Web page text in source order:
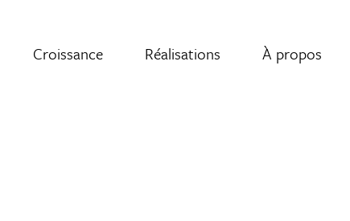
Croissance Réalisations À propos